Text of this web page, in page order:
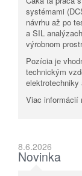
systémami
návrhu až po
a SIL
výrobnom
Pozícia je
technickým
elektrotechniky
Viac informácií
8.6.2026
Novinka